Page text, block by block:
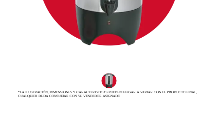
*LA ILUSTRACIÓN, DIMENSIONES Y CARACTERISTICAS PUEDEN LLEGAR A VARIAR CON EL PRODUCTO FINAL,
CUALQUIER DUDA CONSULTAR CON SU VENDEDOR ASIGNADO